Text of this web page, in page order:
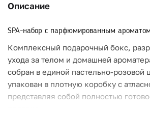
Описание
SPA-набор с парфюмированным ароматом
Комплексный подарочный бокс,
ухода за телом и домашней
собран в единой пастельно-розовой
упакован в плотную коробку с
представляя собой полностью